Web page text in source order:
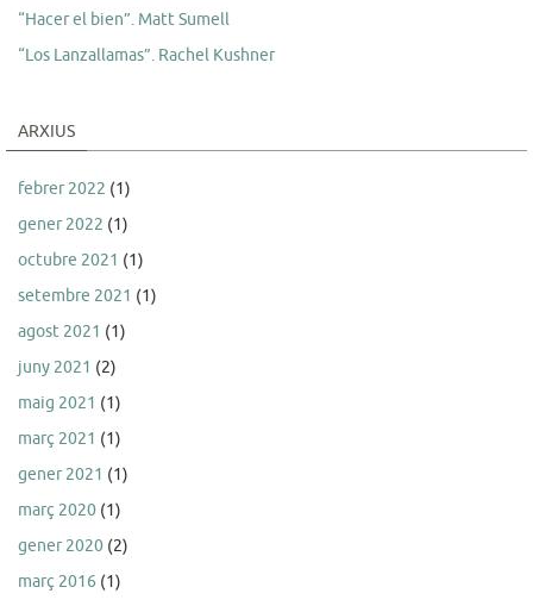
“Hacer el bien”. Matt Sumell
“Los Lanzallamas”. Rachel Kushner
ARXIUS
febrer 2022 (1)
gener 2022 (1)
octubre 2021 (1)
setembre 2021 (1)
agost 2021 (1)
juny 2021 (2)
maig 2021 (1)
març 2021 (1)
gener 2021 (1)
març 2020 (1)
gener 2020 (2)
març 2016 (1)